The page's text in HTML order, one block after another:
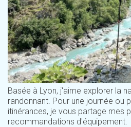
Basée à Lyon, j'aime explorer la
randonnant. Pour une journée ou
itinérances, je vous partage mes
recommandations d'équipement.